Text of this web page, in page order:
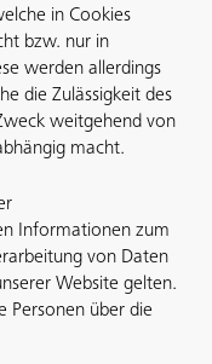
in Cookies
bzw. nur in
werden allerdings
die Zulässigkeit des
weitgehend von
macht.
Informationen zum
von Daten
Website gelten.
Personen über die